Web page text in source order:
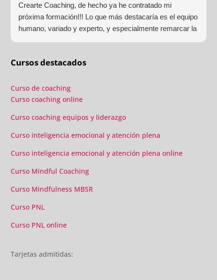
Crearte Coaching, de hecho ya he contratado mi
próxima formación!!! Lo que más destacaría es el equipo
humano, variado y experto, y especialmente remarcar la
añadido con multitud de formaciones, seminarios y
gran liderazgo de Beatriz Ricondo!!!
Cursos destacados
Curso de coaching
Curso coaching online
Curso coaching equipos y liderazgo
Curso inteligencia emocional y atención plena
Curso inteligencia emocional y atención plena online
Curso Mindful Coaching
Curso Mindfulness MBSR
Curso PNL
Curso PNL online
Tarjetas admitidas: